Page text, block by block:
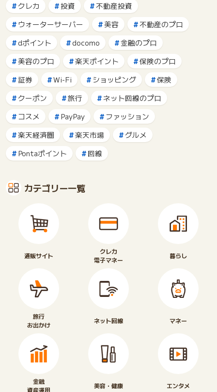
クレカ
投資
不動産投資
ウォーターサーバー
美容
不動産のプロ
dポイント
docomo
金融のプロ
美容のプロ
楽天ポイント
保険のプロ
証券
Wi-Fi ショッピング
保険
クーポン
旅行
ネット回線のプロ
コスメ
PayPay
ファッション
楽天経済圏
楽天市場
グルメ
Pontaポイント
回線
カテゴリー一覧
通販サイト
クレカ
電子マネー
暮らし
旅行
お出かけ
ネット回線 マネー
金融
資産運用
美容・健康 エンタメ